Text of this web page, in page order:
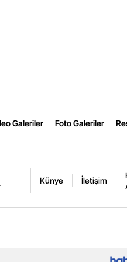
Galeriler Foto Galeriler
Künye İletişim